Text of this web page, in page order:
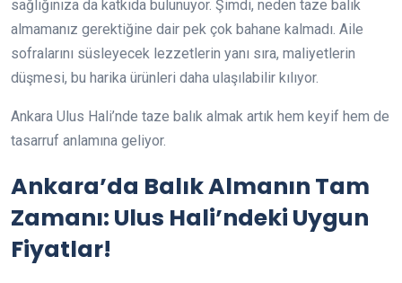
sağlığınıza da katkıda bulunuyor. Şimdi, neden taze balık
almamanız gerektiğine dair pek çok bahane kalmadı. Aile
sofralarını süsleyecek lezzetlerin yanı sıra, maliyetlerin
düşmesi, bu harika ürünleri daha ulaşılabilir kılıyor.
Ankara Ulus Hali’nde taze balık almak artık hem keyif hem de
tasarruf anlamına geliyor.
Ankara’da Balık Almanın Tam
Zamanı: Ulus Hali’ndeki Uygun
Fiyatlar!